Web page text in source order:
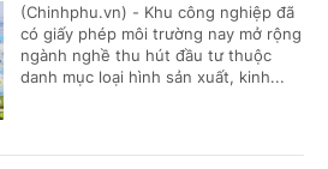
(Chinhphu.vn) - Khu công nghiệp đã
có giấy phép môi trường nay mở rộng
ngành nghề thu hút đầu tư thuộc
danh mục loại hình sản xuất, kinh...